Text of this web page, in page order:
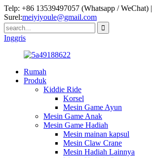
Telp: +86 13539497057 (Whatsapp / WeChat) |
Surel:meiyiyoule@gmail.com
Inggris
Rumah
Produk
Kiddie Ride
Korsel
Mesin Game Ayun
Mesin Game Anak
Mesin Game Hadiah
Mesin mainan kapsul
Mesin Claw Crane
Mesin Hadiah Lainnya